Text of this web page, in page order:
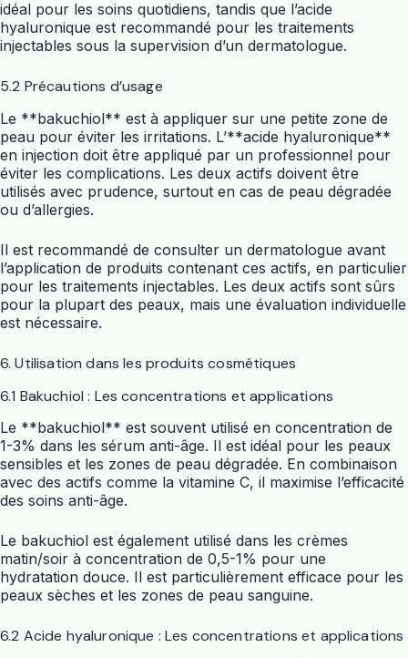
idéal pour les soins quotidiens, tandis que l’acide
hyaluronique est recommandé pour les traitements
injectables sous la supervision d’un dermatologue.
5.2 Précautions d’usage
Le **bakuchiol** est à appliquer sur une petite zone de
peau pour éviter les irritations. L’**acide hyaluronique**
en injection doit être appliqué par un professionnel pour
éviter les complications. Les deux actifs doivent être
utilisés avec prudence, surtout en cas de peau dégradée
ou d’allergies.
Il est recommandé de consulter un dermatologue avant
l’application de produits contenant ces actifs, en particulier
pour les traitements injectables. Les deux actifs sont sûrs
pour la plupart des peaux, mais une évaluation individuelle
est nécessaire.
6. Utilisation dans les produits cosmétiques
6.1 Bakuchiol : Les concentrations et applications
Le **bakuchiol** est souvent utilisé en concentration de
1-3% dans les sérum anti-âge. Il est idéal pour les peaux
sensibles et les zones de peau dégradée. En combinaison
avec des actifs comme la vitamine C, il maximise l’efficacité
des soins anti-âge.
Le bakuchiol est également utilisé dans les crèmes
matin/soir à concentration de 0,5-1% pour une
hydratation douce. Il est particulièrement efficace pour les
peaux sèches et les zones de peau sanguine.
6.2 Acide hyaluronique : Les concentrations et applications